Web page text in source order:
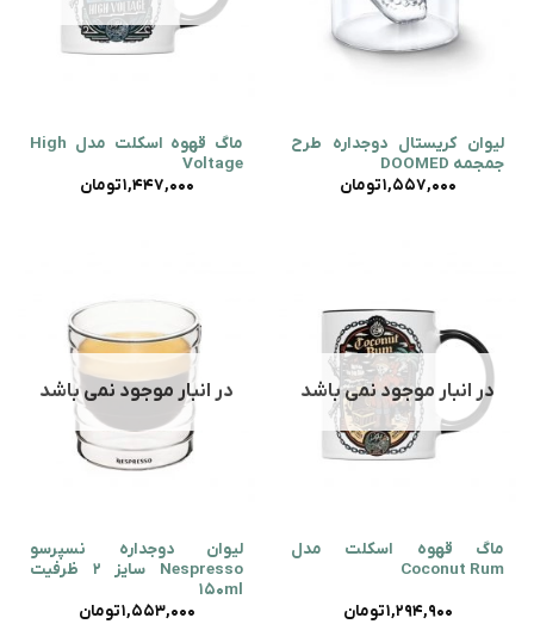
لیوان کریستال دوجداره طرح
جمجمه DOOMED
1,557,000تومان
ماگ قهوه اسکلت مدل High
Voltage
1,447,000تومان
در انبار موجود نمی باشد
ماگ قهوه اسکلت مدل
Coconut Rum
1,294,900تومان
در انبار موجود نمی باشد
لیوان دوجداره نسپرسو
Nespresso سایز 2 ظرفیت
150ml
1,553,000تومان